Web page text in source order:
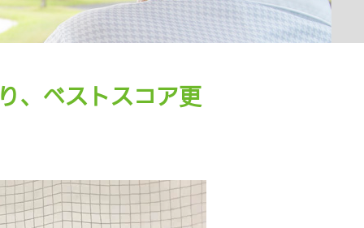
、ベストスコア更